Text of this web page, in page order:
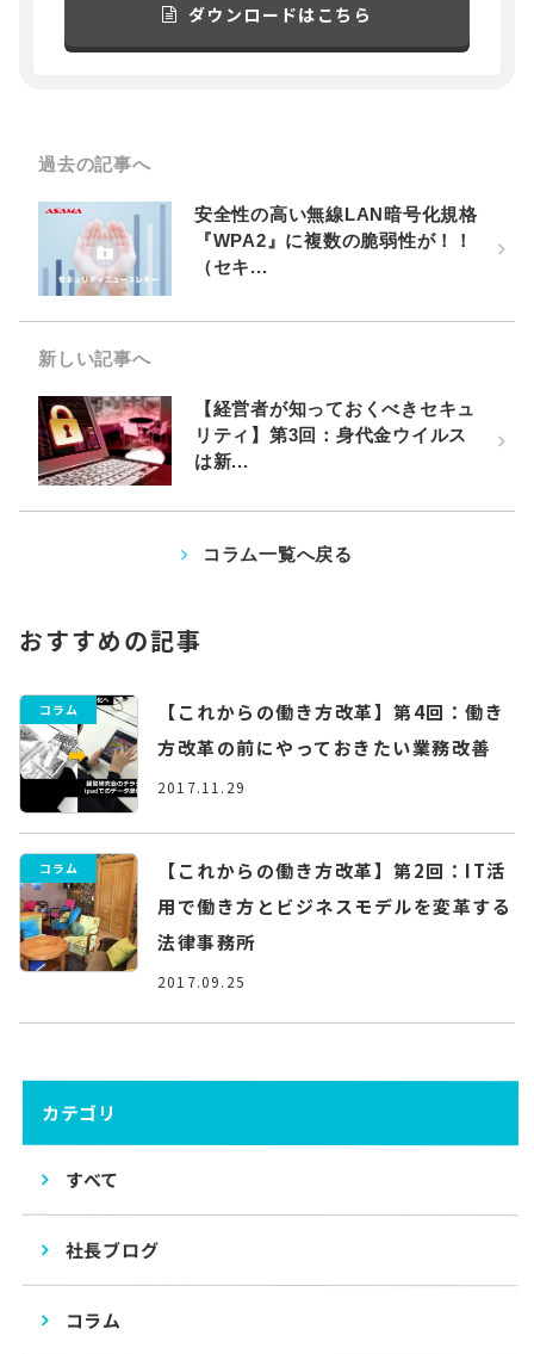
ダウンロードはこちら
過去の記事へ
安全性の高い無線LAN暗号化規格
『WPA2』に複数の脆弱性が！！
（セキ...
新しい記事へ
【経営者が知っておくべきセキュ
リティ】第3回：身代金ウイルス
は新...
コラム一覧へ戻る
おすすめの記事
コラム
【これからの働き方改革】第4回：働き
方改革の前にやっておきたい業務改善
2017.11.29
コラム
【これからの働き方改革】第2回：IT活
用で働き方とビジネスモデルを変革する
法律事務所
2017.09.25
カテゴリ
すべて
社長ブログ
コラム